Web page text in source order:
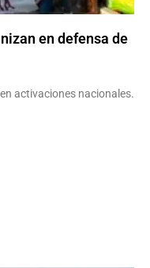
en defensa de
activaciones nacionales.